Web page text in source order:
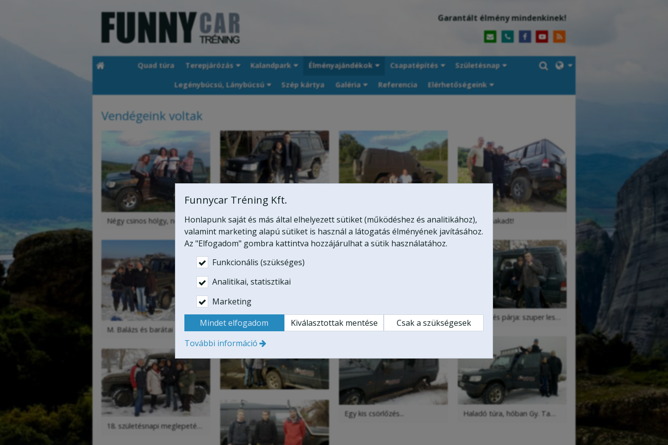
Garantált élmény mindenkinek!
Quad túra Terepjárózás Kalandpark Élményajándékok Csapatépítés Születésnap
Legénybúcsú, Lánybúcsú Szép kártya Galéria Referencia Elérhetőségeink
Vendégeink voltak
Négy csinos hölgy, név nélkül
Felkészítö túra egy ausztráliai út elött
Ehh, fennakadt!
M. Balázs és barátai
O. Zoltán és párja és testvére K. Attila, és párja: szuper lesz a wellness a terepjárózás után ebben az esős időben
Egy kis csörlőzés...
Haladó túra, hóban Gy. Tamással
Funnycar Tréning Kft.
Honlapunk saját és más által elhelyezett sütiket (működéshez és analitikához),
valamint marketing alapú sütiket is használ a látogatás élményének javításához.
Az "Elfogadom" gombra kattintva hozzájárulhat a sütik használatához.
Funkcionális (szükséges)
Analitikai, statisztikai
Marketing
Mindet elfogadom
Kiválasztottak mentése
Csak a szükségesek
További információ